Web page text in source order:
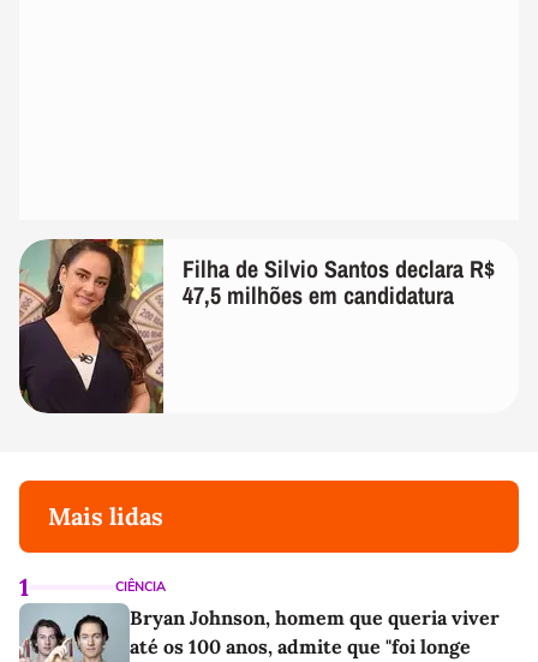
Filha de Silvio Santos declara R$
47,5 milhões em candidatura
Mais lidas
1 CIÊNCIA
Bryan Johnson, homem que queria viver
até os 100 anos, admite que "foi longe